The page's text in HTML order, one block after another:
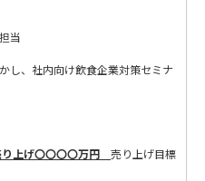
当
し、社内向け飲食企業対策セミナ
上げ〇〇〇〇万円 売り上げ目標